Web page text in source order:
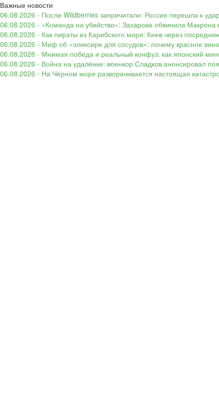
Важные новости
06.08.2026 - После Wildberries запричитали: Россия перешла к
06.08.2026 - «Команда на убийство»: Захарова обвинила Макрона
06.08.2026 - Как пираты из Карибского моря: Киев через
06.08.2026 - Миф об «эликсире для сосудов»: почему красное
06.08.2026 - Мнимая победа и реальный конфуз: как японский
06.08.2026 - Война на удалёнке: военкор Сладков анонсировал
06.08.2026 - На Чёрном море разворачивается настоящая